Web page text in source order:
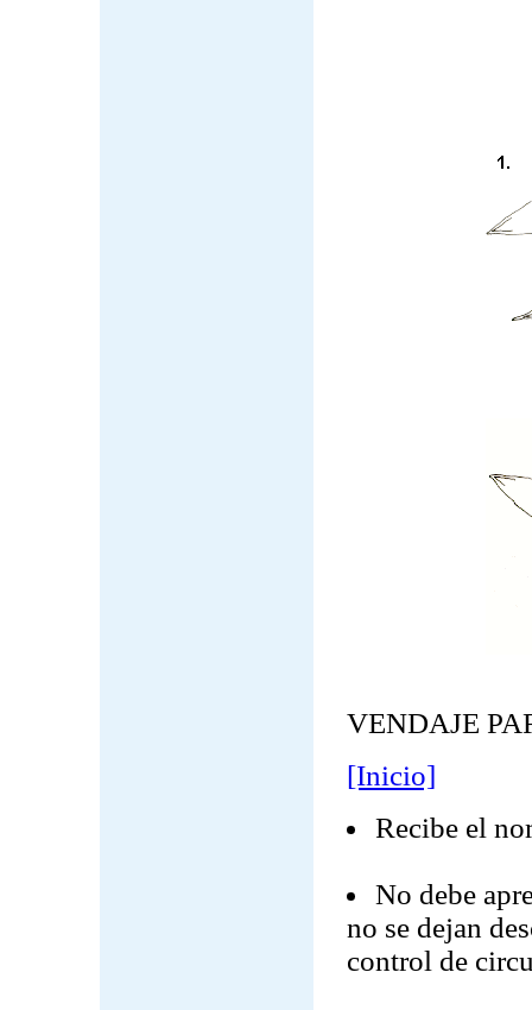
VENDAJE
[Inicio]
Recibe el
No debe
no se dejan
control de